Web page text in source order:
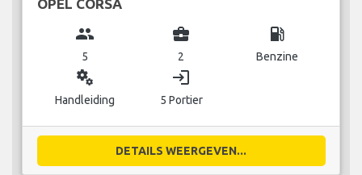
OPEL CORSA
group
5
business_center
2
local_gas_station
Benzine
miscellaneous_services
Handleiding
login
5 Portier
DETAILS WEERGEVEN...